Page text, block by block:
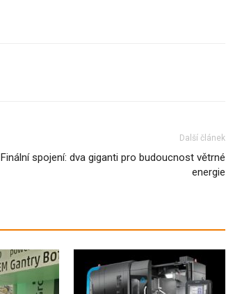
Další článek
Finální spojení: dva giganti pro budoucnost větrné
energie